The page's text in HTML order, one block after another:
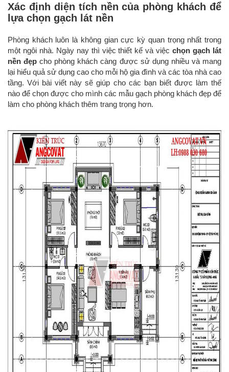
Xác định diện tích nền của phòng khách để
lựa chọn gạch lát nền
Phòng khách luôn là không gian cực kỳ quan trọng nhất trong
một ngôi nhà. Ngày nay thì việc thiết kế và việcchọn gạch lát
nền đẹp cho phòng khách càng được sử dụng nhiều và mang
lại hiểu quả sử dụng cao cho mỗi hộ gia đình và các tòa nhà cao
tầng. Với bài viết này sẽ giúp cho các bạn biết được làm thế
nào để chọn được cho mình các mẫu gạch phòng khách đẹp để
làm cho phòng khách thêm trang trọng hơn.